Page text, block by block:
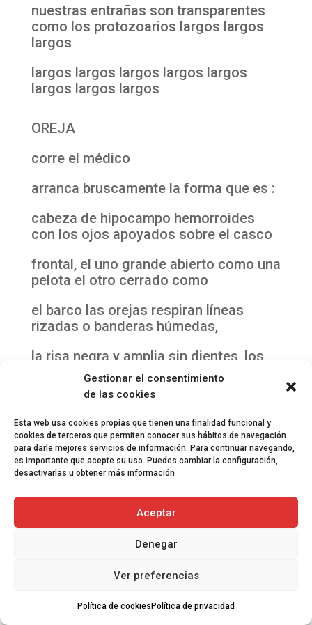
Gestionar el consentimiento
de las cookies
Esta web usa cookies propias que tienen una finalidad funcional y
cookies de terceros que permiten conocer sus hábitos de navegación
para darle mejores servicios de información. Para continuar navegando,
es importante que acepte su uso. Puedes cambiar la configuración,
desactivarlas u obtener más información
Aceptar
Denegar
Ver preferencias
Política de cookies Política de privacidad
nuestras entrañas son transparentes
como los protozoarios largos largos
largos
largos largos largos largos largos
largos largos largos
OREJA
corre el médico
arranca bruscamente la forma que es :
cabeza de hipocampo hemorroides
con los ojos apoyados sobre el casco
frontal, el uno grande abierto como una
pelota el otro cerrado como
el barco las orejas respiran líneas
rizadas o banderas húmedas,
la risa negra y amplia sin dientes, los
brazos salen de las mandíbulas uno es
largo como una lamprea los dedos
giran molino al viento sobre la parte
central unos pañales sacados del
estómago
uno de sus ojos el mas verde gotea
lo demás es opaco
entre los raíles de un violoncelo